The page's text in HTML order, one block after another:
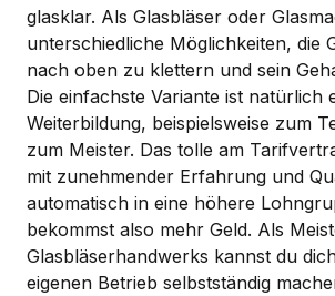
glasklar. Als Glasbläser oder
unterschiedliche Möglichkeiten, die
nach oben zu klettern und sein
Die einfachste Variante ist natürlich
Weiterbildung, beispielsweise zum
zum Meister. Das tolle am
mit zunehmender Erfahrung und
automatisch in eine höhere
bekommst also mehr Geld. Als
Glasbläserhandwerks kannst du
eigenen Betrieb selbstständig